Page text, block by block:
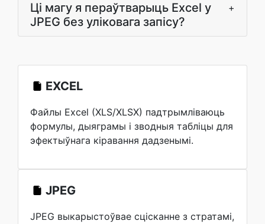
Ці магу я пераўтварыць Excel у
JPEG без уліковага запісу?
+
EXCEL
Файлы Excel (XLS/XLSX) падтрымліваюць
формулы, дыяграмы і зводныя табліцы для
эфектыўнага кіравання дадзенымі.
JPEG
JPEG выкарыстоўвае сцісканне з стратамі,